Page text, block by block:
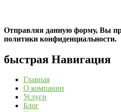
Отправляя данную форму, Вы
политики конфиденциальности.
быстрая Навигация
Главная
О компании
Услуги
Блог